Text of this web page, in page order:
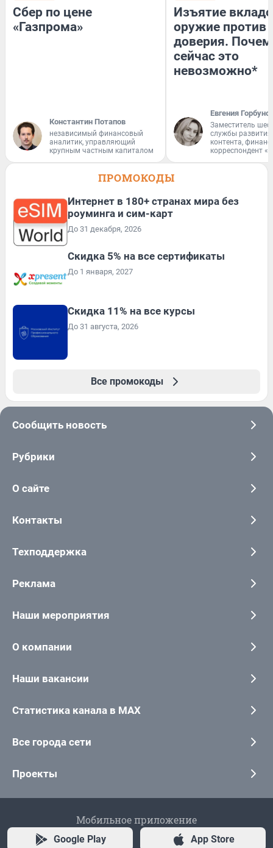
Сбер по цене
«Газпрома»
Константин Потапов
независимый финансовый
аналитик, управляющий
крупным частным капиталом
Изъятие
оружие против
доверия.
сейчас это
невозможно*
Евгения
Заместитель
службы
контента,
корреспондент
ПРОМОКОДЫ
Интернет в 180+ странах мира без
роуминга и сим-карт
До 31 декабря, 2026
Скидка 5% на все сертификаты
До 1 января, 2027
Скидка 11% на все курсы
До 31 августа, 2026
Все промокоды
Сообщить новость
Рубрики
О сайте
Контакты
Техподдержка
Реклама
Наши мероприятия
О компании
Наши вакансии
Статистика канала в MAX
Все города сети
Проекты
Мобильное приложение
Google Play App Store